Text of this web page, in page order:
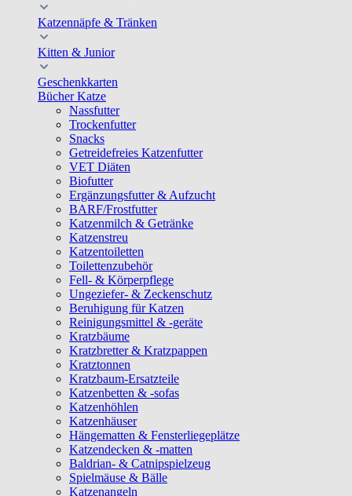
Katzennäpfe & Tränken
Kitten & Junior
Geschenkkarten
Bücher Katze
Nassfutter
Trockenfutter
Snacks
Getreidefreies Katzenfutter
VET Diäten
Biofutter
Ergänzungsfutter & Aufzucht
BARF/Frostfutter
Katzenmilch & Getränke
Katzenstreu
Katzentoiletten
Toilettenzubehör
Fell- & Körperpflege
Ungeziefer- & Zeckenschutz
Beruhigung für Katzen
Reinigungsmittel & -geräte
Kratzbäume
Kratzbretter & Kratzpappen
Kratztonnen
Kratzbaum-Ersatzteile
Katzenbetten & -sofas
Katzenhöhlen
Katzenhäuser
Hängematten & Fensterliegeplätze
Katzendecken & -matten
Baldrian- & Catnipspielzeug
Spielmäuse & Bälle
Katzenangeln